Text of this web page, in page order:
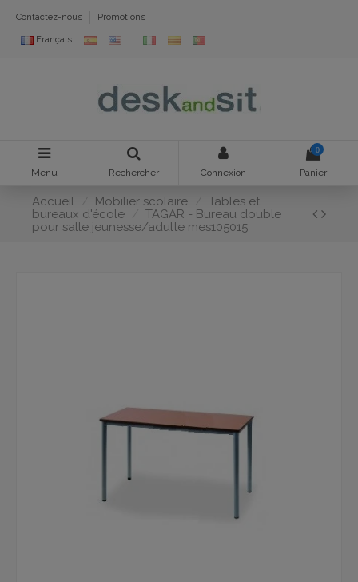
Contactez-nous Promotions
Français
Menu Rechercher Connexion
0
Panier
Accueil Mobilier scolaire
Tables et
bureaux d'école
TAGAR - Bureau double
pour salle jeunesse/adulte mes105015